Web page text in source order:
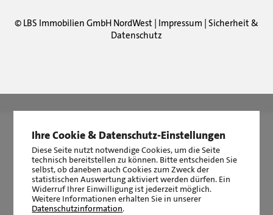
© LBS Immobilien GmbH NordWest | Impressum | Sicherheit &
Datenschutz
|2511Bewertungen auf ProvenExpert.com
Ihre Cookie & Datenschutz-Einstellungen
Diese Seite nutzt notwendige Cookies, um die Seite
technisch bereitstellen zu können. Bitte entscheiden Sie
selbst, ob daneben auch Cookies zum Zweck der
statistischen Auswertung aktiviert werden dürfen. Ein
Widerruf Ihrer Einwilligung ist jederzeit möglich.
Weitere Informationen erhalten Sie in unserer
Datenschutzinformation.